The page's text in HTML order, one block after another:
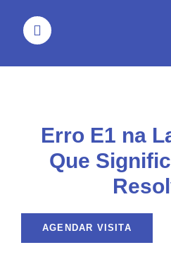
Erro E1 na
Que
AGENDAR VISITA